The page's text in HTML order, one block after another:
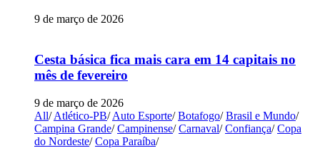
9 de março de 2026
Cesta básica fica mais cara em 14 capitais no
mês de fevereiro
9 de março de 2026
All/ Atlético-PB/ Auto Esporte/ Botafogo/ Brasil e Mundo/
Campina Grande/ Campinense/ Carnaval/ Confiança/ Copa
do Nordeste/ Copa Paraíba/